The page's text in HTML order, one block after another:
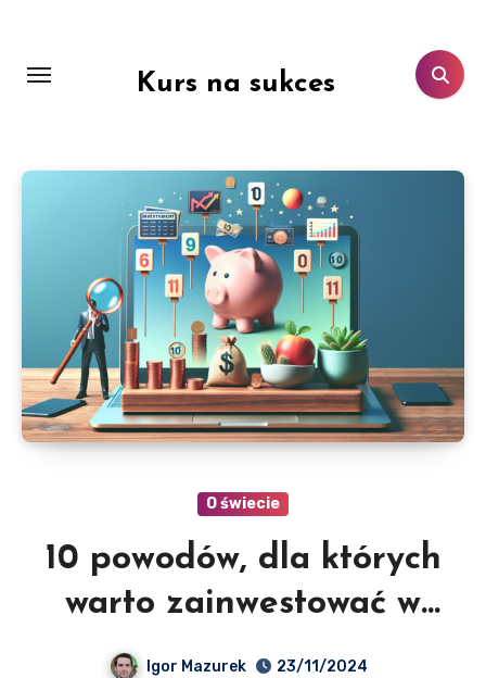
content
Kurs na sukces
O świecie
10 powodów, dla których
warto zainwestować w
program lojalnościowy
Igor Mazurek 23/11/2024